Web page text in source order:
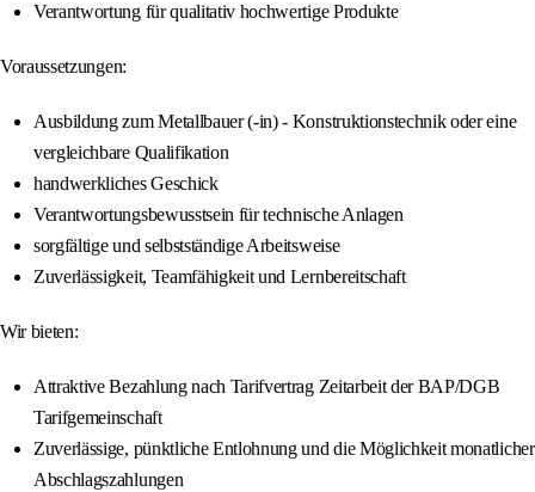
Verantwortung für qualitativ hochwertige Produkte
Voraussetzungen:
Ausbildung zum Metallbauer (-in) - Konstruktionstechnik oder eine
vergleichbare Qualifikation
handwerkliches Geschick
Verantwortungsbewusstsein für technische Anlagen
sorgfältige und selbstständige Arbeitsweise
Zuverlässigkeit, Teamfähigkeit und Lernbereitschaft
Wir bieten:
Attraktive Bezahlung nach Tarifvertrag Zeitarbeit der BAP/DGB
Tarifgemeinschaft
Zuverlässige, pünktliche Entlohnung und die Möglichkeit monatlicher
Abschlagszahlungen